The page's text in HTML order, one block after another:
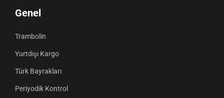
Genel
Trambolin
Yurtdışı Kargo
Türk Bayrakları
Periyodik Kontrol